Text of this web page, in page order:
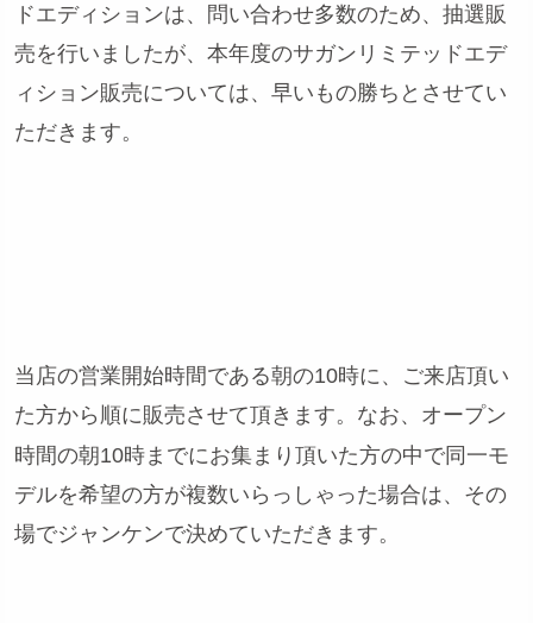
ドエディションは、問い合わせ多数のため、抽選販
売を行いましたが、本年度のサガンリミテッドエデ
ィション販売については、早いもの勝ちとさせてい
ただきます。
当店の営業開始時間である朝の10時に、ご来店頂い
た方から順に販売させて頂きます。なお、オープン
時間の朝10時までにお集まり頂いた方の中で同一モ
デルを希望の方が複数いらっしゃった場合は、その
場でジャンケンで決めていただきます。